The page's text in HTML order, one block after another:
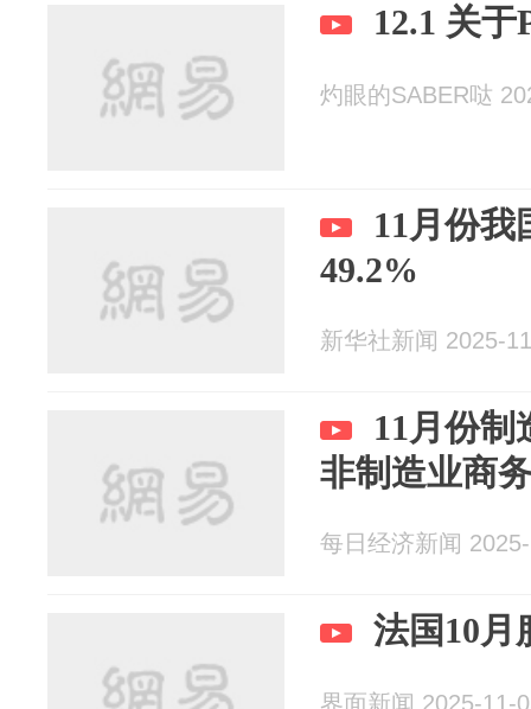
12.1 关
灼眼的SABER哒
11月份
49.2%
新华社新闻 2025-
11月份
非制造业商
每日经济新闻
法国10月
界面新闻 2025-11-